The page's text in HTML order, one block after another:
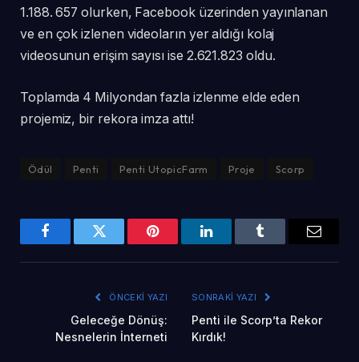
1.188. 657 olurken, Facebook üzerinden yayınlanan
ve en çok izlenen videoların yer aldığı kolaj
videosunun erişim sayısı ise 2.621.823 oldu.
Toplamda 4 Milyondan fazla izlenme elde eden
projemiz, bir rekora imza attı!
Ödül Penti Penti UtopicFarm Proje Scorp
FacebookTwitter Pinterest LinkedInTumblr Email
ÖNCEKI YAZI
Geleceğe Dönüş:
Nesnelerin İnterneti
SONRAKI YAZI
Penti ile Scorp’ta Rekor
Kırdık!